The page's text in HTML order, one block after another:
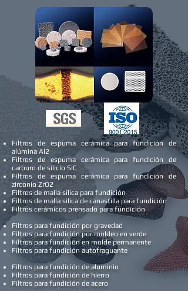
Filtros de espuma cerámica para fundición de
alúmina Al2
Filtros de espuma cerámica para fundición de
carburo de silicio SiC
Filtros de espuma cerámica para fundición de
zirconio ZrO2
Filtros de malla silica para fundición
Filtros de malla silica de canastilla para fundición
Filtros cerámicos prensado para fundición
Filtros para fundición por gravedad
Filtros para fundición por moldeo en verde
Filtros para fundición en molde permanente
Filtros para fundición autofraguante
Filtros para fundición de aluminio
Filtros para fundición de hierro
Filtros para fundición de acero